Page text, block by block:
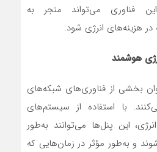
فناوری می‌تواند منجر به
هزینه‌های انرژی شود.
هوشمند
بخشی از فناوری‌های شبکه‌های
با استفاده از سیستم‌های
این پنل‌ها می‌توانند به‌طور
و به‌طور مؤثر در زمان‌هایی که